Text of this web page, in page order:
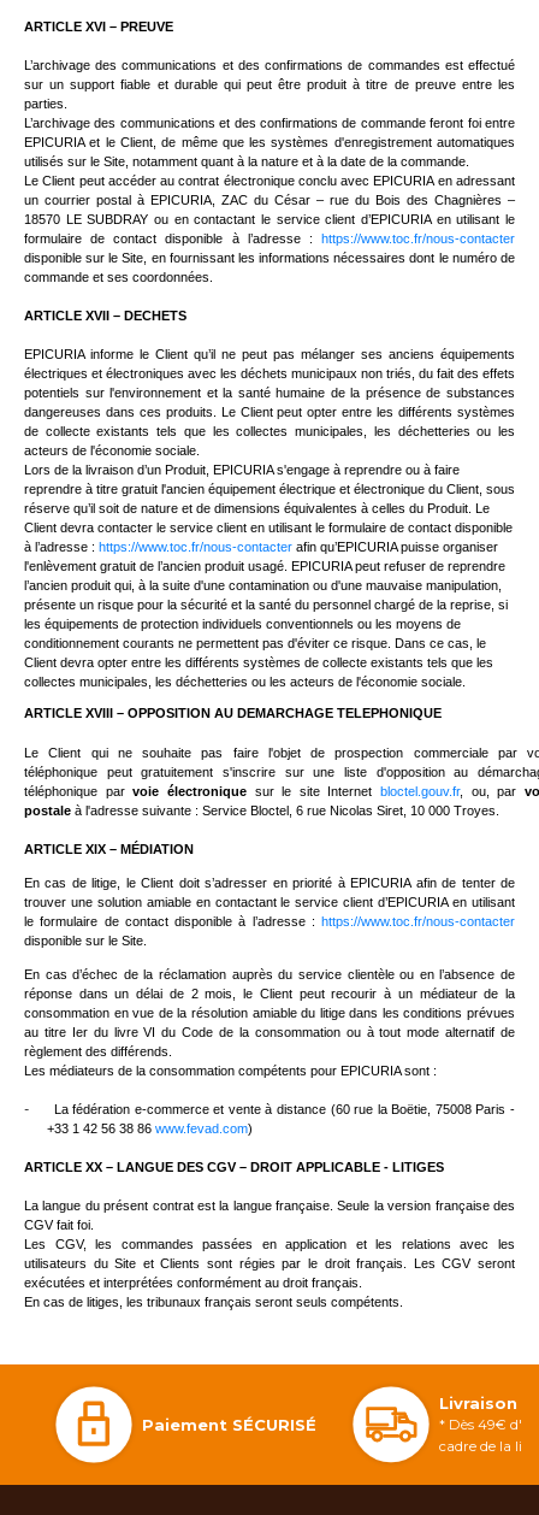
ARTICLE XVI – PREUVE
L’archivage des communications et des confirmations de commandes est effectué
sur un support fiable et durable qui peut être produit à titre de preuve entre les
parties.
L’archivage des communications et des confirmations de commande feront foi entre
EPICURIA et le Client, de même que les systèmes d'enregistrement automatiques
utilisés sur le Site, notamment quant à la nature et à la date de la commande.
Le Client peut accéder au contrat électronique conclu avec EPICURIA en adressant
un courrier postal à EPICURIA, ZAC du César – rue du Bois des Chagnières –
18570 LE SUBDRAY ou en contactant le service client d’EPICURIA en utilisant le
formulaire de contact disponible à l’adresse : https://www.toc.fr/nous-contacter
disponible sur le Site , en fournissant les informations nécessaires dont le numéro de
commande et ses coordonnées.
ARTICLE XVII – DECHETS
EPICURIA informe le Client qu’il ne peut pas mélanger ses anciens équipements
électriques et électroniques avec les déchets municipaux non triés, du fait des effets
potentiels sur l'environnement et la santé humaine de la présence de substances
dangereuses dans ces produits. Le Client peut opter entre les différents systèmes
de collecte existants tels que les collectes municipales, les déchetteries ou les
acteurs de l'économie sociale.
Lors de la livraison d’un Produit, EPICURIA s'engage à reprendre ou à faire
reprendre à titre gratuit l'ancien équipement électrique et électronique du Client, sous
réserve qu’il soit de nature et de dimensions équivalentes à celles du Produit. Le
Client devra contacter le service client en utilisant le formulaire de contact disponible
à l’adresse : https://www.toc.fr/nous-contacter afin qu’EPICURIA puisse organiser
l'enlèvement gratuit de l’ancien produit usagé. EPICURIA peut refuser de reprendre
l’ancien produit qui, à la suite d'une contamination ou d'une mauvaise manipulation,
présente un risque pour la sécurité et la santé du personnel chargé de la reprise, si
les équipements de protection individuels conventionnels ou les moyens de
conditionnement courants ne permettent pas d'éviter ce risque. Dans ce cas, le
Client devra opter entre les différents systèmes de collecte existants tels que les
collectes municipales, les déchetteries ou les acteurs de l'économie sociale.
ARTICLE XVIII – OPPOSITION AU DEMARCHAGE TELEPHONIQUE
Le Client
qui ne souhaite pas faire l'objet de prospection commerciale par
téléphonique peut gratuitement s'inscrire sur une liste d'opposition au
téléphonique parvoie électronique sur le site Internetbloctel.gouv.fr, ou, par
postale à l'adresse suivante : Service Bloctel, 6 rue Nicolas Siret, 10 000 Troyes.
ARTICLE XIX – MÉDIATION
En cas de litige, le Client doit s’adresser en priorité à EPICURIA afin de tenter de
trouver une solution amiable en contactant le service client d’EPICURIA en utilisant
le formulaire de contact disponible à l’adresse : https://www.toc.fr/nous-contacter
disponible sur le Site.
En cas d’échec de la réclamation auprès du service clientèle ou en l’absence de
réponse dans un délai de 2 mois, le Client peut recourir à un médiateur de la
consommation en vue de la résolution amiable du litige dans les conditions prévues
au titre Ier du livre VI du Code de la consommation ou à tout mode alternatif de
règlement des différends.
Les médiateurs de la consommation compétents pour EPICURIA sont :
-
La fédération e-commerce et vente à distance (60 rue la Boëtie, 75008 Paris -
+33 1 42 56 38 86 www.fevad.com)
ARTICLE XX – LANGUE DES CGV – DROIT APPLICABLE - LITIGES
La langue du présent contrat est la langue française. Seule la version française des
CGV fait foi.
Les CGV, les commandes passées en application et les relations avec les
utilisateurs du Site et Clients sont régies par le droit français. Les CGV seront
exécutées et interprétées conformément au droit français.
En cas de litiges, les tribunaux français seront seuls compétents.
Paiement SÉCURISÉ
Livraison
* Dès 49€
cadre de la